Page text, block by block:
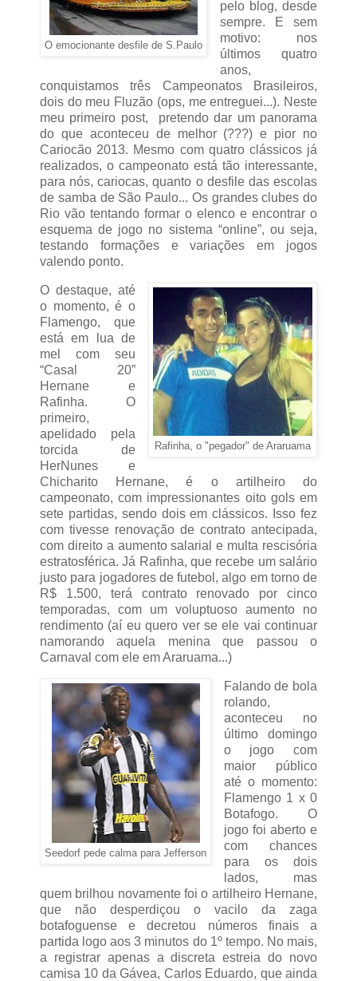
O emocionante desfile de S.Paulo
pelo blog, desde
sempre. E sem
motivo: nos
últimos quatro
anos,
conquistamos três Campeonatos Brasileiros,
dois do meu Fluzão (ops, me entreguei...). Neste
meu primeiro post, pretendo dar um panorama
do que aconteceu de melhor (???) e pior no
Cariocão 2013. Mesmo com quatro clássicos já
realizados, o campeonato está tão interessante,
para nós, cariocas, quanto o desfile das escolas
de samba de São Paulo... Os grandes clubes do
Rio vão tentando formar o elenco e encontrar o
esquema de jogo no sistema “online”, ou seja,
testando formações e variações em jogos
valendo ponto.
Rafinha, o "pegador" de Araruama
O destaque, até
o momento, é o
Flamengo, que
está em lua de
mel com seu
“Casal 20”
Hernane e
Rafinha. O
primeiro,
apelidado pela
torcida de
HerNunes e
Chicharito Hernane, é o artilheiro do
campeonato, com impressionantes oito gols em
sete partidas, sendo dois em clássicos. Isso fez
com tivesse renovação de contrato antecipada,
com direito a aumento salarial e multa rescisória
estratosférica. Já Rafinha, que recebe um salário
justo para jogadores de futebol, algo em torno de
R$ 1.500, terá contrato renovado por cinco
temporadas, com um voluptuoso aumento no
rendimento (aí eu quero ver se ele vai continuar
namorando aquela menina que passou o
Carnaval com ele em Araruama...)
Seedorf pede calma para Jefferson
Falando de bola
rolando,
aconteceu no
último domingo
o jogo com
maior público
até o momento:
Flamengo 1 x 0
Botafogo. O
jogo foi aberto e
com chances
para os dois
lados, mas
quem brilhou novamente foi o artilheiro Hernane,
que não desperdiçou o vacilo da zaga
botafoguense e decretou números finais a
partida logo aos 3 minutos do 1º tempo. No mais,
a registrar apenas a discreta estreia do novo
camisa 10 da Gávea, Carlos Eduardo, que ainda